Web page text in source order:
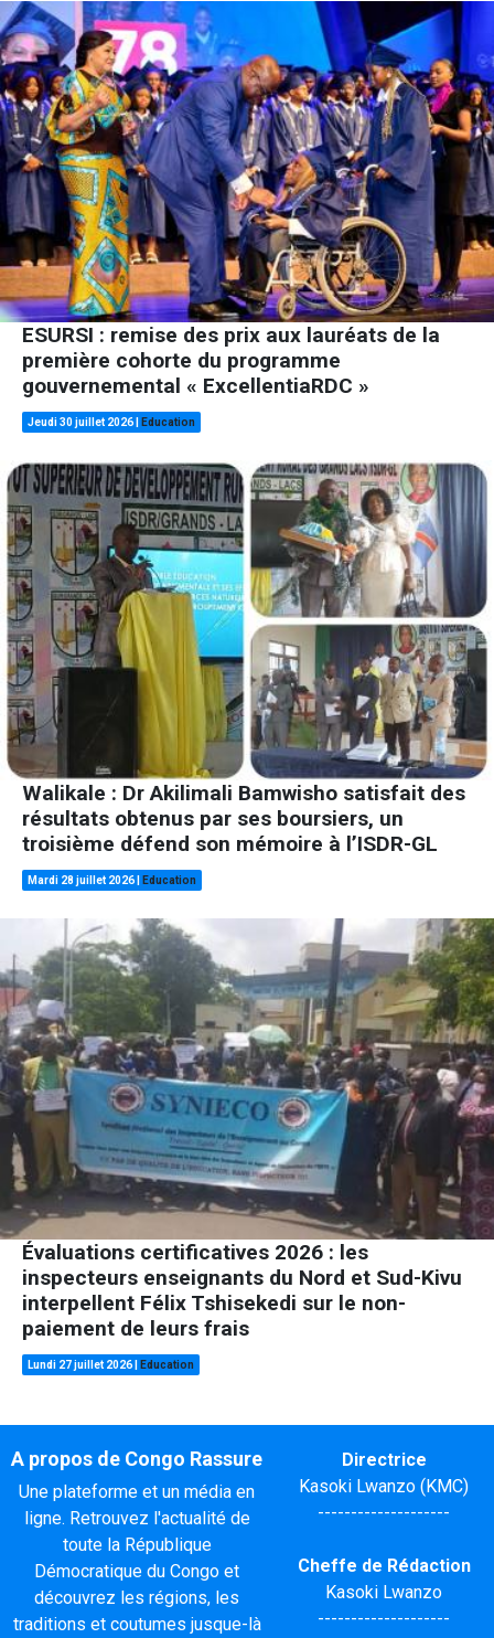
ESURSI : remise des prix aux lauréats de la
première cohorte du programme
gouvernemental « ExcellentiaRDC »
Jeudi 30 juillet 2026 Education
Walikale : Dr Akilimali Bamwisho satisfait des
résultats obtenus par ses boursiers, un
troisième défend son mémoire à l’ISDR-GL
Mardi 28 juillet 2026 Education
Évaluations certificatives 2026 : les
inspecteurs enseignants du Nord et Sud-Kivu
interpellent Félix Tshisekedi sur le non-
paiement de leurs frais
Lundi 27 juillet 2026 Education
A propos de Congo Rassure
Une plateforme et un média en
ligne. Retrouvez l'actualité de
toute la République
Démocratique du Congo et
découvrez les régions, les
traditions et coutumes jusque-là
Directrice
Kasoki Lwanzo (KMC)
--------------------
Cheffe de Rédaction
Kasoki Lwanzo
--------------------